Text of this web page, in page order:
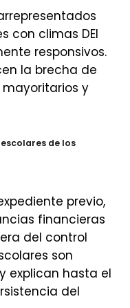
con climas DEI
responsivos.
la brecha de
y
de los
previo,
financieras
del control
son
explican hasta el
del